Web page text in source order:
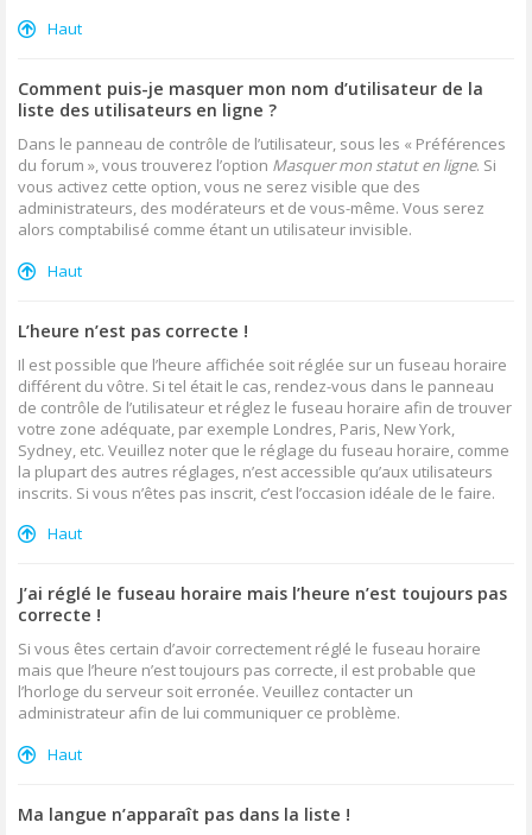
Haut
Comment puis-je masquer mon nom d’utilisateur de la
liste des utilisateurs en ligne ?
Dans le panneau de contrôle de l’utilisateur, sous les « Préférences
du forum », vous trouverez l’option Masquer mon statut en ligne. Si
vous activez cette option, vous ne serez visible que des
administrateurs, des modérateurs et de vous-même. Vous serez
alors comptabilisé comme étant un utilisateur invisible.
Haut
L’heure n’est pas correcte !
Il est possible que l’heure affichée soit réglée sur un fuseau horaire
différent du vôtre. Si tel était le cas, rendez-vous dans le panneau
de contrôle de l’utilisateur et réglez le fuseau horaire afin de trouver
votre zone adéquate, par exemple Londres, Paris, New York,
Sydney, etc. Veuillez noter que le réglage du fuseau horaire, comme
la plupart des autres réglages, n’est accessible qu’aux utilisateurs
inscrits. Si vous n’êtes pas inscrit, c’est l’occasion idéale de le faire.
Haut
J’ai réglé le fuseau horaire mais l’heure n’est toujours pas
correcte !
Si vous êtes certain d’avoir correctement réglé le fuseau horaire
mais que l’heure n’est toujours pas correcte, il est probable que
l’horloge du serveur soit erronée. Veuillez contacter un
administrateur afin de lui communiquer ce problème.
Haut
Ma langue n’apparaît pas dans la liste !